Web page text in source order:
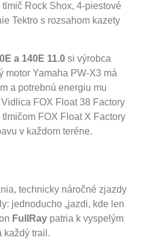
Rock Shox, 4-piestové
Tektro s rozsahom kazety
a 140E 11.0 si výrobca
motor Yamaha PW-X3 má
a potrebnú energiu mu
FOX Float 38 Factory
FOX Float X Factory
v každom teréne.
technicky náročné zjazdy
jednoducho „jazdi, kde len
FullRay patria k vyspelým
každý trail.